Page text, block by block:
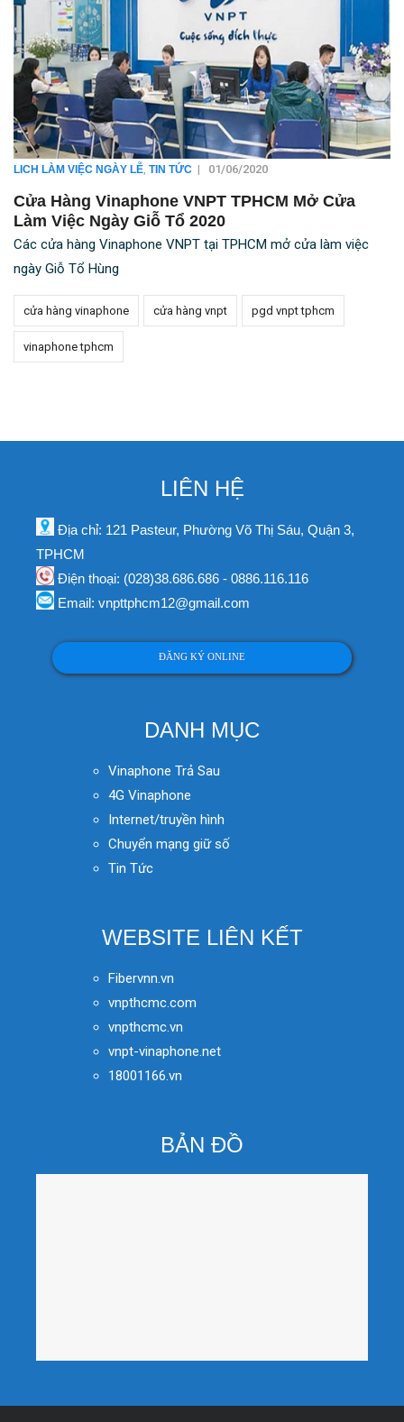
LICH LÀM VIỆC NGÀY LỄ TIN TỨC | 01/06/2020
Cửa Hàng Vinaphone VNPT TPHCM Mở Cửa
Làm Việc Ngày Giỗ Tổ 2020
Các cửa hàng Vinaphone VNPT tại TPHCM mở cửa làm việc
ngày Giỗ Tổ Hùng
cửa hàng vinaphone cửa hàng vnpt pgd vnpt tphcm
vinaphone tphcm
LIÊN HỆ
Địa chỉ: 121 Pasteur, Phường Võ Thị Sáu, Quận 3,
TPHCM
Điện thoại: (028)38.686.686 - 0886.116.116
Email: vnpttphcm12@gmail.com
ĐĂNG KÝ ONLINE
DANH MỤC
Vinaphone Trả Sau
4G Vinaphone
Internet/truyền hình
Chuyển mạng giữ số
Tin Tức
WEBSITE LIÊN KẾT
Fibervnn.vn
vnpthcmc.com
vnpthcmc.vn
vnpt-vinaphone.net
18001166.vn
BẢN ĐỒ